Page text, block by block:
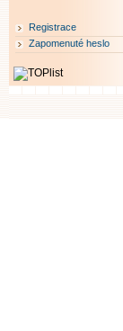
Registrace
Zapomenuté heslo